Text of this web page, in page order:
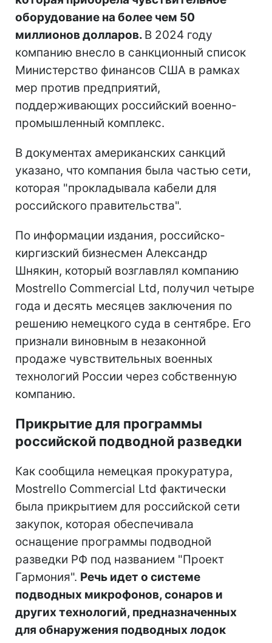
оборудование на более чем 50
миллионов долларов. В 2024 году
компанию внесло в санкционный список
Министерство финансов США в рамках
мер против предприятий,
поддерживающих российский военно-
промышленный комплекс.
В документах американских санкций
указано, что компания была частью сети,
которая "прокладывала кабели для
российского правительства".
По информации издания, российско-
киргизский бизнесмен Александр
Шнякин, который возглавлял компанию
Mostrello Commercial Ltd, получил четыре
года и десять месяцев заключения по
решению немецкого суда в сентябре. Его
признали виновным в незаконной
продаже чувствительных военных
технологий России через собственную
компанию.
Прикрытие для программы
российской подводной разведки
Как сообщила немецкая прокуратура,
Mostrello Commercial Ltd фактически
была прикрытием для российской сети
закупок, которая обеспечивала
оснащение программы подводной
разведки РФ под названием "Проект
Гармония". Речь идет о системе
подводных микрофонов, сонаров и
других технологий, предназначенных
для обнаружения подводных лодок